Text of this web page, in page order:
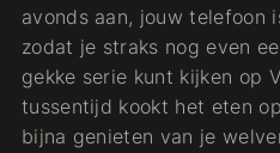
avonds aan, jouw telefoon
zodat je straks nog even
gekke serie kunt kijken op
tussentijd kookt het eten
bijna genieten van je